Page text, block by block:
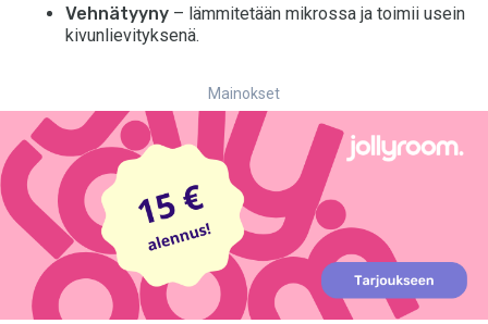
Vehnätyyny – lämmitetään mikrossa ja toimii usein
kivunlievityksenä.
Mainokset